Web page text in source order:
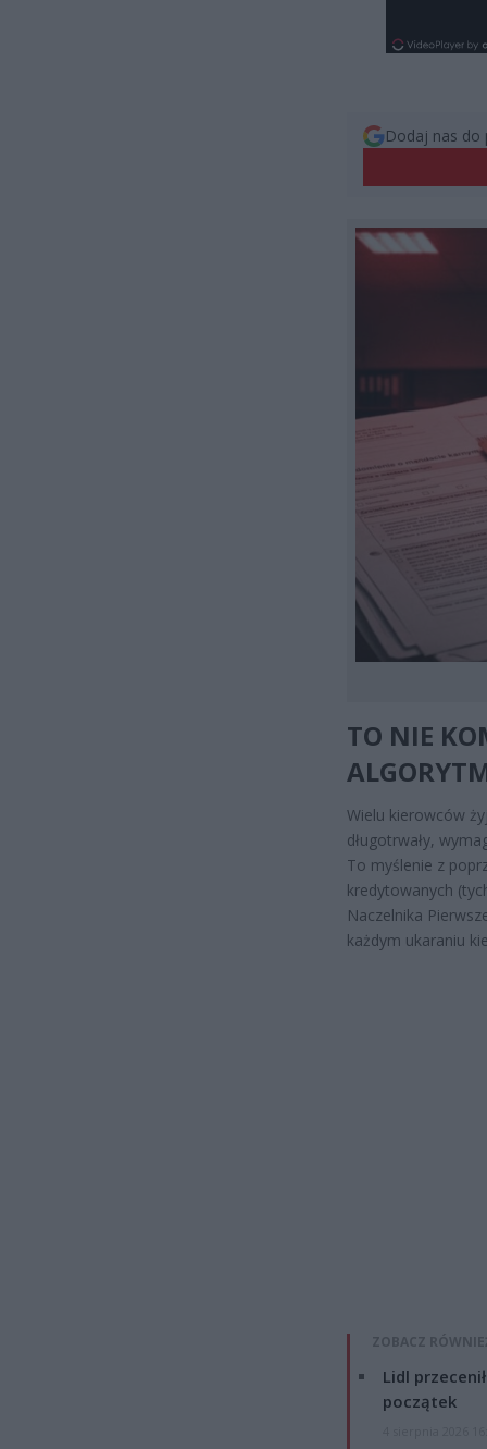
Dodaj nas do
TO NIE
Wielu kierowców
długotrwały,
To myślenie z
kredytowanych
Naczelnika
każdym ukaraniu
ZOBACZ
Lidl
początek